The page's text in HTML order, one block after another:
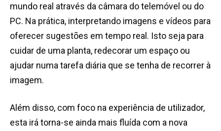
mundo real através da câmara do telemóvel ou do
PC. Na prática, interpretando imagens e vídeos para
oferecer sugestões em tempo real. Isto seja para
cuidar de uma planta, redecorar um espaço ou
ajudar numa tarefa diária que se tenha de recorrer à
imagem.
Além disso, com foco na experiência de utilizador,
esta irá torna-se ainda mais fluída com a nova